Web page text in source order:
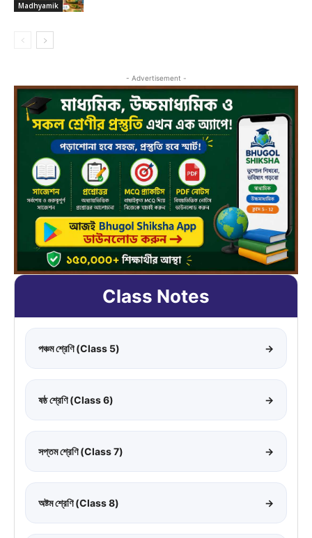
Madhyamik
- Advertisement -
Class Notes
পঞ্চম শ্রেণি (Class 5) →
ষষ্ঠ শ্রেণি (Class 6) →
সপ্তম শ্রেণি (Class 7) →
অষ্টম শ্রেণি (Class 8) →